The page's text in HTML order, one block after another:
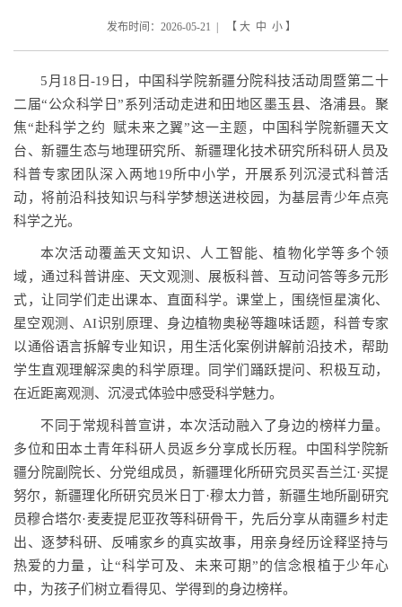
发布时间：2026-05-21 | 【 大 中 小】
5月18日-19日，中国科学院新疆分院科技活动周暨第二十
二届“公众科学日”系列活动走进和田地区墨玉县、洛浦县。聚
焦“赴科学之约 赋未来之翼”这一主题，中国科学院新疆天文
台、新疆生态与地理研究所、新疆理化技术研究所科研人员及
科普专家团队深入两地19所中小学，开展系列沉浸式科普活
动，将前沿科技知识与科学梦想送进校园，为基层青少年点亮
科学之光。
本次活动覆盖天文知识、人工智能、植物化学等多个领
域，通过科普讲座、天文观测、展板科普、互动问答等多元形
式，让同学们走出课本、直面科学。课堂上，围绕恒星演化、
星空观测、AI识别原理、身边植物奥秘等趣味话题，科普专家
以通俗语言拆解专业知识，用生活化案例讲解前沿技术，帮助
学生直观理解深奥的科学原理。同学们踊跃提问、积极互动，
在近距离观测、沉浸式体验中感受科学魅力。
不同于常规科普宣讲，本次活动融入了身边的榜样力量。
多位和田本土青年科研人员返乡分享成长历程。 中国科学院新
疆分院副院长、分党组成员，新疆理化所研究员买吾兰江·买提
努尔， 新疆理化所研究员米日丁·穆太力普， 新疆生地所副研究
员穆合塔尔·麦麦提尼亚孜等科研骨干，先后分享从南疆乡村走
出、逐梦科研、反哺家乡的真实故事，用亲身经历诠释坚持与
热爱的力量，让“科学可及、未来可期”的信念根植于少年心
中，为孩子们树立看得见、学得到的身边榜样。